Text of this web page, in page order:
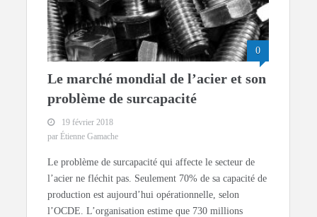
0
Le marché mondial de l’acier et son
problème de surcapacité
19 février 2018
par Étienne Gamache
Le problème de surcapacité qui affecte le secteur de
l’acier ne fléchit pas. Seulement 70% de sa capacité de
production est aujourd’hui opérationnelle, selon
l’OCDE. L’organisation estime que 730 millions